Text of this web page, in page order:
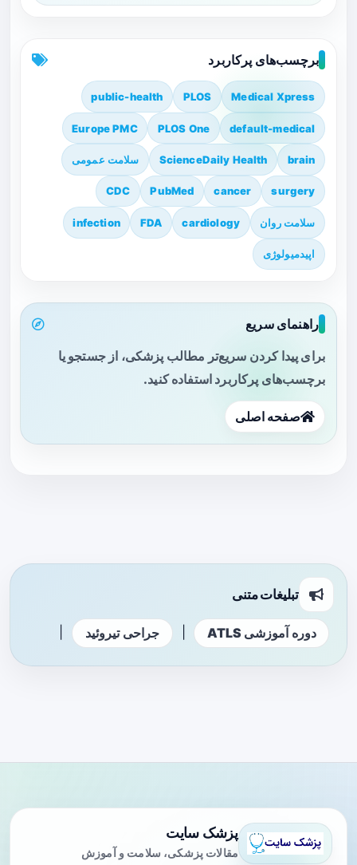
برچسب‌های پرکاربرد
Medical Xpress
PLOS
public-health
default-medical
PLOS One
Europe PMC
brain
ScienceDaily Health سلامت عمومی
surgery
cancer
PubMed
CDC
سلامت روان cardiology
FDA
infection
اپیدمیولوژی
راهنمای سریع
برای پیدا کردن سریع‌تر مطالب پزشکی، از جستجو یا
برچسب‌های پرکاربرد استفاده کنید.
صفحه اصلی
تبلیغات متنی
دوره آموزشی ATLS جراحی تیروئید
پزشک سایت
مقالات پزشکی، سلامت و آموزش